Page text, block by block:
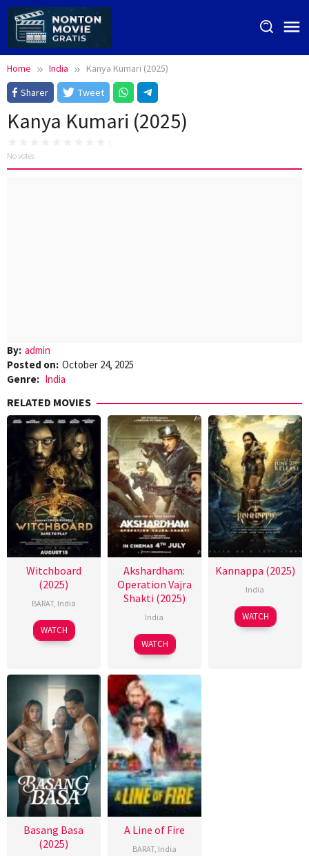
Skip
content
Home India
Kanya Kumari (2025)
Sharer
Tweet
Kanya Kumari (2025)
No votes
By: admin
Posted on: October 24, 2025
Genre: India
RELATED MOVIES
Witchboard
(2025)
BARAT, India
WATCH
Akshardham:
Operation Vajra
Shakti (2025)
India
WATCH
Kannappa (2025)
India
WATCH
Basang Basa
(2025)
A Line of Fire
BARAT, India